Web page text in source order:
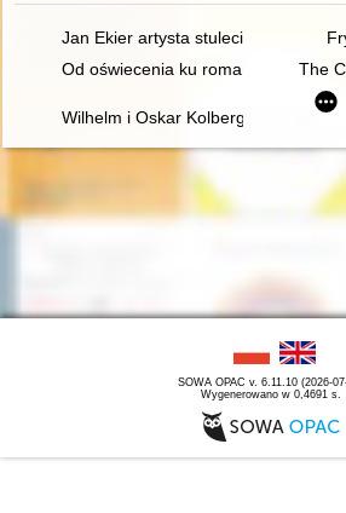
Jan Ekier artysta stulecia - w darze
Od oświecenia ku romantyzmowi i
The
Wilhelm i Oskar Kolbergowie -
SOWA OPAC v. 6.11.10 (2026-
Wygenerowano w 0,4691 s.